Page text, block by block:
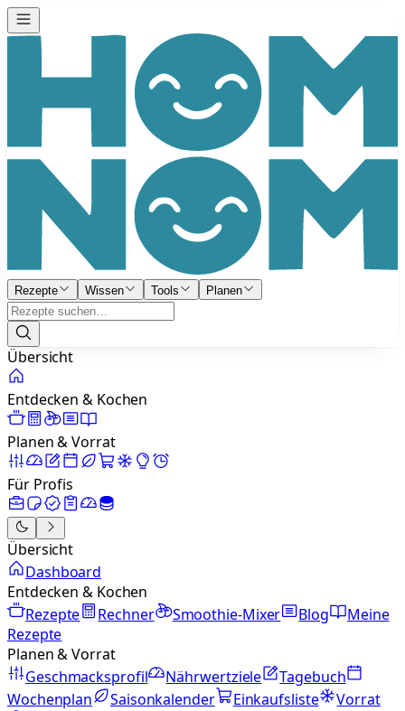
Rezepte Wissen Tools Planen
Übersicht
Entdecken & Kochen
Planen & Vorrat
Für Profis
Übersicht
Dashboard
Entdecken & Kochen
Rezepte
Rechner Smoothie-Mixer Blog
Meine
Rezepte
Planen & Vorrat
Geschmacksprofil
Nährwertziele
Tagebuch
Wochenplan
Saisonkalender Einkaufsliste
Vorrat